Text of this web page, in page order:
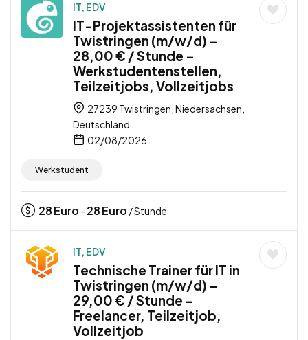
IT, EDV
IT-Projektassistenten für
Twistringen (m/w/d) –
28,00 € / Stunde –
Werkstudentenstellen,
Teilzeitjobs, Vollzeitjobs
27239 Twistringen, Niedersachsen,
Deutschland
02/08/2026
Werkstudent
28Euro - 28Euro / Stunde
IT, EDV
Technische Trainer für IT in
Twistringen (m/w/d) –
29,00 € / Stunde –
Freelancer, Teilzeitjob,
Vollzeitjob